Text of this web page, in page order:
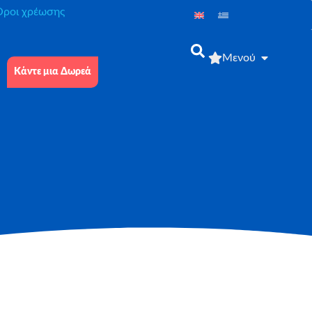
χρέωσης
Κάντε μια Δωρεά
Μενού